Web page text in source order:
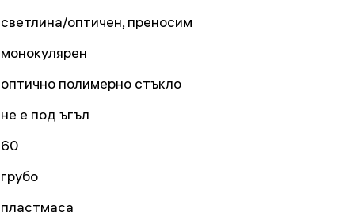
светлина/оптичен, преносим
монокулярен
оптично полимерно стъкло
не е под ъгъл
60
грубо
пластмаса